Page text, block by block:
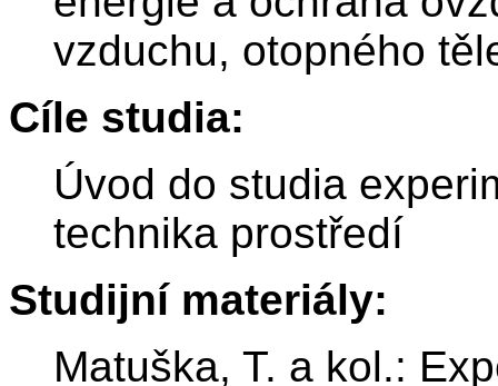
vzduchu, otopného
Cíle studia:
Úvod do studia
technika prostředí
Studijní materiály:
Matuška, T. a kol.: